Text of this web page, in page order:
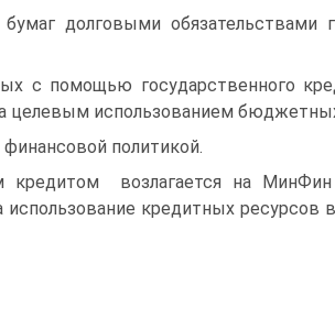
долговыми обязательствами
с помощью государственного
целевым использованием
политикой.
кредитом возлагается на
кредитных ресурсов